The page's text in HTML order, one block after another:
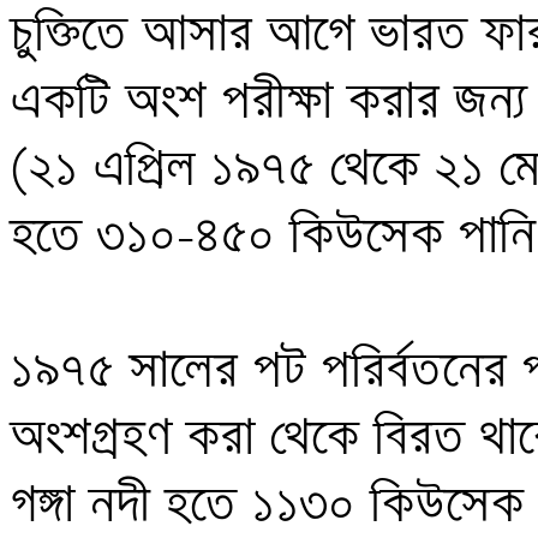
চুক্তিতে আসার আগে ভারত
একটি অংশ পরীক্ষা করার
(২১ এপ্রিল ১৯৭৫ থেকে ২১
হতে ৩১০-৪৫০ কিউসেক
১৯৭৫ সালের পট
অংশগ্রহণ করা থেকে বিরত
গঙ্গা নদী হতে ১১৩০ কিউসেক